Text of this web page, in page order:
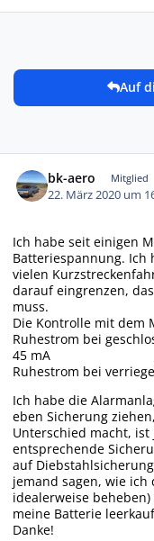
Auf
bk-aero Mitglied
22. März 2020 um
Ich habe seit einigen
Batteriespannung. Ich
vielen
darauf eingrenzen,
muss.
Die Kontrolle mit dem
Ruhestrom bei
45 mA
Ruhestrom bei
Ich habe die
eben Sicherung
Unterschied macht,
entsprechende
auf
jemand sagen, wie ich
idealerweise
meine Batterie
Danke!